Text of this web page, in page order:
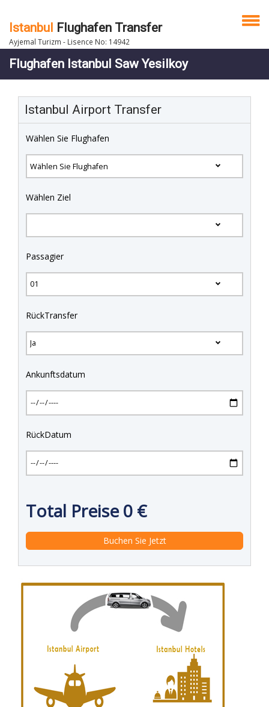
Istanbul Flughafen Transfer
Ayjemal Turizm - Lisence No: 14942
Flughafen Istanbul Saw Yesilkoy
Istanbul Airport Transfer
Wählen Sie Flughafen
Wählen Ziel
Passagier
RückTransfer
Ankunftsdatum
RückDatum
Total Preise0 €